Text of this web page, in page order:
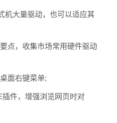
大量驱动，也可以适应其
，收集市场常用硬件驱动
面右键菜单;
件，增强浏览网页时对